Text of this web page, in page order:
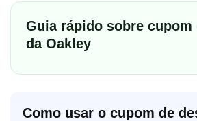
Guia rápido sobre cupom
da Oakley
Como usar o cupom de